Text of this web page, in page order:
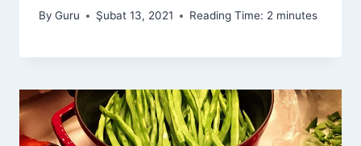
By Guru Şubat 13, 2021 Reading Time: 2 minutes